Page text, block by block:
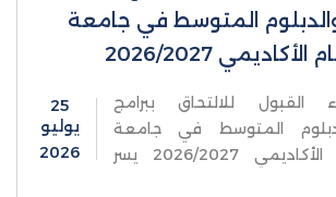
والدبلوم المتوسط في جامعة
2026/2027
للالتحاق ببرامج
المتوسط في جامعة
الاستقلال للعام الأكاديمي 2026/2027 يسر
25
يوليو
2026